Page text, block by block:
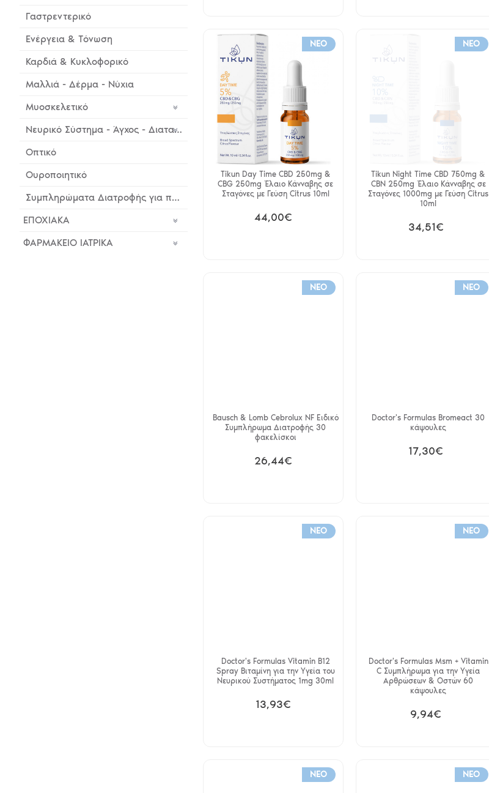
Γαστρεντερικό
Ενέργεια & Τόνωση
Καρδιά & Κυκλοφορικό
Μαλλιά - Δέρμα - Νύχια
Μυοσκελετικό
Νευρικό Σύστημα - Άγχος - Διαταραχή Ύπνου - Stress
Οπτικό
Ουροποιητικό
Συμπληρώματα Διατροφής για παιδιά & εφήβους
ΕΠΟΧΙΑΚΑ
ΦΑΡΜΑΚΕΙΟ ΙΑΤΡΙΚΑ
NEO
Tikun Day Time CBD 250mg &
CBG 250mg Έλαιο Κάνναβης σε
Σταγόνες με Γεύση Citrus 10ml
44,00€
NEO
Tikun Night Time CBD 750mg &
CBN 250mg Έλαιο Κάνναβης σε
Σταγόνες 1000mg με Γεύση Citrus
10ml
34,51€
NEO
Bausch & Lomb Cebrolux NF Ειδικό
Συμπλήρωμα Διατροφής 30
φακελίσκοι
26,44€
NEO
Doctor's Formulas Bromeact 30
κάψουλες
17,30€
NEO
Doctor's Formulas Vitamin B12
Spray Βιταμίνη για την Υγεία του
Νευρικού Συστήματος 1mg 30ml
13,93€
NEO
Doctor's Formulas Msm + Vitamin
C Συμπλήρωμα για την Υγεία
Αρθρώσεων & Οστών 60
κάψουλες
9,94€
NEO NEO